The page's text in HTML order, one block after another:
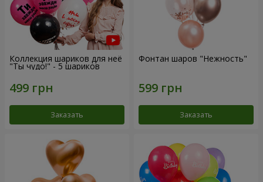
Коллекция шариков для неё
"Ты чудо!" - 5 шариков
Заказать
Фонтан шаров "Нежность"
Заказать